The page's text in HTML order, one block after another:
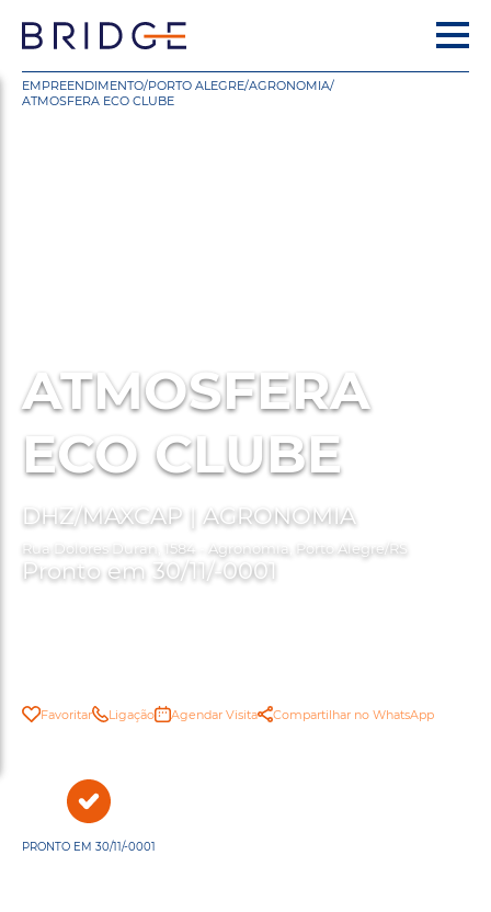
EMPREENDIMENTO/PORTO ALEGRE/AGRONOMIA/
ATMOSFERA ECO CLUBE
ATMOSFERA
ECO CLUBE
DHZ/MAXCAP | AGRONOMIA
Rua Dolores Duran, 1584 - Agronomia, Porto Alegre/RS
Pronto em 30/11/-0001
Favoritar Ligação Agendar Visita Compartilhar no WhatsApp
PRONTO EM 30/11/-0001